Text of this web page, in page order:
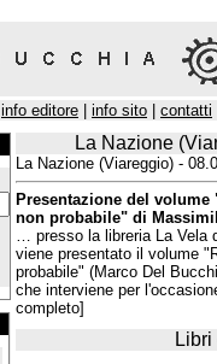
info editore info sito contatti
La Nazione
La Nazione (Viareggio) -
Presentazione del
non probabile" di
… presso la libreria La Vela
viene presentato il volume
probabile" (Marco Del
che interviene per
completo]